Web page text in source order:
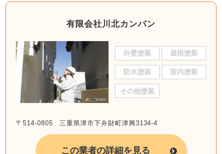
有限会社川北カンバン
外壁塗装 屋根塗装
防水塗装 室内塗装
その他塗装
〒514-0805 三重県津市下弁財町津興3134-4
この業者の詳細を見る